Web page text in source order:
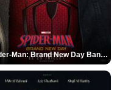
Spider-Man: Brand New Day Bande-annonce VO STFR